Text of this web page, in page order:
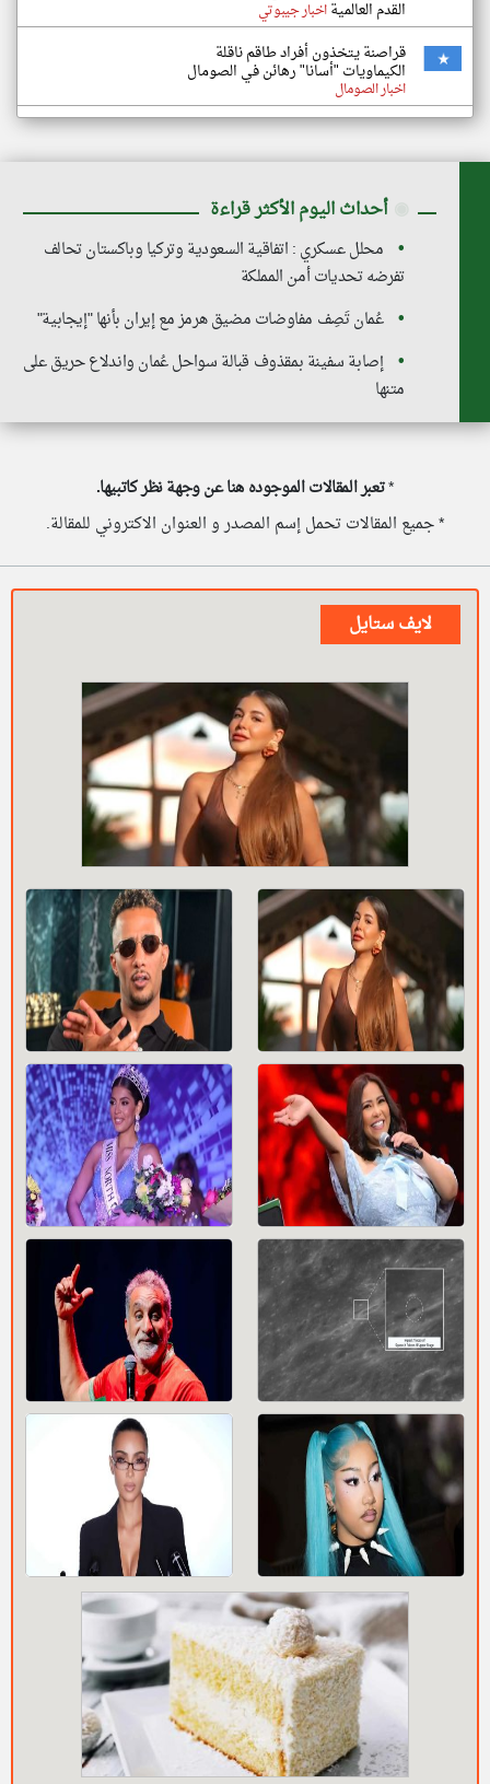
القدم العالميةاخبار جيبوتي
قراصنة يتخذون أفراد طاقم ناقلة
الكيماويات "أسانا" رهائن في الصومال
اخبار الصومال
أحداث اليوم الأكثر قراءة
محلل عسكري : اتفاقية السعودية وتركيا وباكستان تحالف
تفرضه تحديات أمن المملكة
عُمان تَصِف مفاوضات مضيق هرمز مع إيران بأنها "إيجابية"
إصابة سفينة بمقذوف قبالة سواحل عُمان واندلاع حريق على
متنها
*تعبر المقالات الموجوده هنا عن وجهة نظر كاتبيها.
* جميع المقالات تحمل إسم المصدر و العنوان الاكتروني للمقالة.
لايف ستايل